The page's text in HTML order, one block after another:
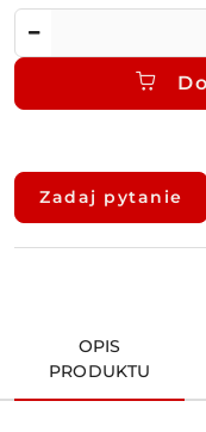
Dostępność
dostawa
Zadaj pytanie
OPIS
PRODUKTU